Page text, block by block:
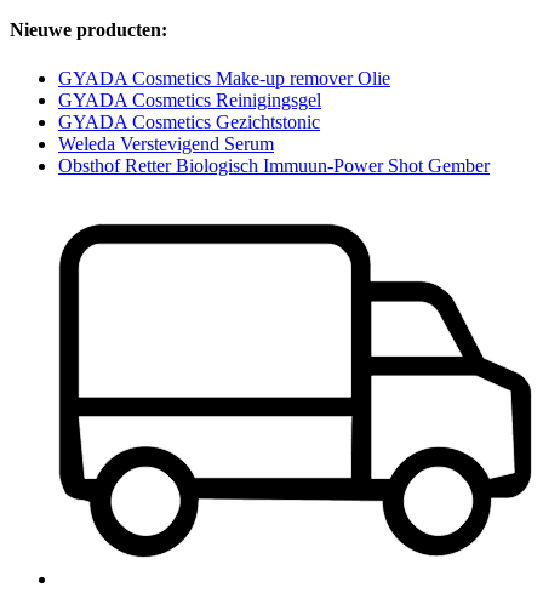
Nieuwe producten:
GYADA Cosmetics Make-up remover Olie
GYADA Cosmetics Reinigingsgel
GYADA Cosmetics Gezichtstonic
Weleda Verstevigend Serum
Obsthof Retter Biologisch Immuun-Power Shot Gember